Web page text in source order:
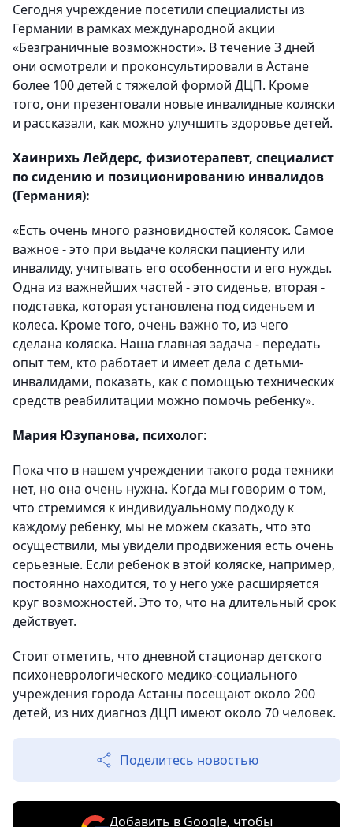
Сегодня учреждение посетили специалисты из
Германии в рамках международной акции
«Безграничные возможности». В течение 3 дней
они осмотрели и проконсультировали в Астане
более 100 детей с тяжелой формой ДЦП. Кроме
того, они презентовали новые инвалидные коляски
и рассказали, как можно улучшить здоровье детей.
Хаинрихь Лейдерс, физиотерапевт, специалист
по сидению и позиционированию инвалидов
(Германия):
«Есть очень много разновидностей колясок. Самое
важное - это при выдаче коляски пациенту или
инвалиду, учитывать его особенности и его нужды.
Одна из важнейших частей - это сиденье, вторая -
подставка, которая установлена под сиденьем и
колеса. Кроме того, очень важно то, из чего
сделана коляска. Наша главная задача - передать
опыт тем, кто работает и имеет дела с детьми-
инвалидами, показать, как с помощью технических
средств реабилитации можно помочь ребенку».
Мария Юзупанова, психолог:
Пока что в нашем учреждении такого рода техники
нет, но она очень нужна. Когда мы говорим о том,
что стремимся к индивидуальному подходу к
каждому ребенку, мы не можем сказать, что это
осуществили, мы увидели продвижения есть очень
серьезные. Если ребенок в этой коляске, например,
постоянно находится, то у него уже расширяется
круг возможностей. Это то, что на длительный срок
действует.
Стоит отметить, что дневной стационар детского
психоневрологического медико-социального
учреждения города Астаны посещают около 200
детей, из них диагноз ДЦП имеют около 70 человек.
Поделитесь новостью
Добавить в Google, чтобы